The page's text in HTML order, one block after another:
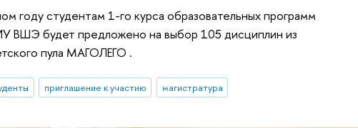
году студентам 1-го курса образовательных программ
ВШЭ будет предложено на выбор 105 дисциплин из
пула МАГОЛЕГО .
приглашение к участию магистратура